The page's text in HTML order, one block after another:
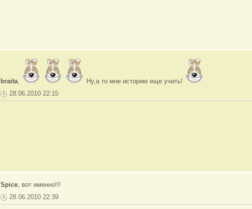
braita,
Ну,а то мне историю еще учить!
28.06.2010 22:15
Spice, вот именно!!!
28.06.2010 22:39